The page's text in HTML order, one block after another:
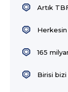
Artık
165
Birisi bizi